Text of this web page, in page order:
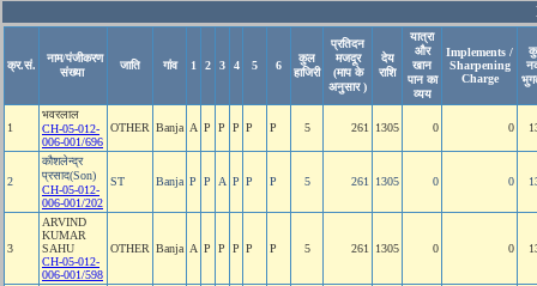
क्र.सं.
नाम/पंजीकरण
संख्या
जाति गांव 1 2 3 4 5 6
कुल
हाजिरी
प्रतिदन
मजदूर
(माप के
अनुसार )
देय
राशि
यात्रा
और
खान
पान का
व्यय
Implements /
Sharpening
Charge
1
भवरलाल
CH-05-012-
006-001/696
OTHER Banja A P P P P P 5 261 1305 0 0
2
कौशलेन्‍द्र
प्रसाद(Son)
CH-05-012-
006-001/202
ST Banja P P A P P P 5 261 1305 0 0
3
ARVIND
KUMAR
SAHU
CH-05-012-
006-001/598
OTHER Banja A P P P P P 5 261 1305 0 0